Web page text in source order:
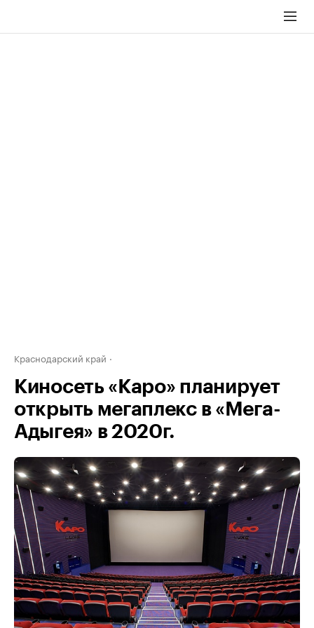
Краснодарский край
Киносеть «Каро» планирует
открыть мегаплекс в «Мега-
Адыгея» в 2020г.